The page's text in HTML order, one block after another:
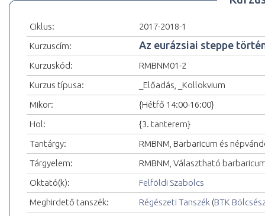
Ciklus:
2017-2018-1
Kurzuscím:
Az eurázsiai steppe
Kurzuskód:
RMBNM01-2
Kurzus típusa:
_Előadás, _Kollokvium
Mikor:
{Hétfő 14:00-16:00}
Hol:
{3. tanterem}
Tantárgy:
RMBNM, Barbaricum és
Tárgyelem:
RMBNM, Választható
Oktató(k):
Felföldi Szabolcs
Meghirdető tanszék:
Régészeti Tanszék (BTK